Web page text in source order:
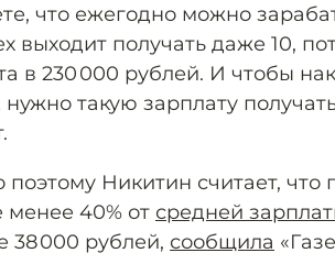
что ежегодно можно
выходит получать даже 10,
в 230 000 рублей. И чтобы
нужно такую зарплату
Никитин считает, что
менее 40% от средней
38 000 рублей, сообщила